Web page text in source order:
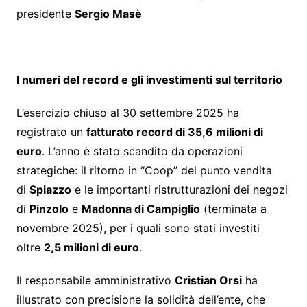
presidente Sergio Masè
I numeri del record e gli investimenti sul territorio
L’esercizio chiuso al 30 settembre 2025 ha
registrato un fatturato record di 35,6 milioni di
euro. L’anno è stato scandito da operazioni
strategiche: il ritorno in “Coop” del punto vendita
di Spiazzoe le importanti ristrutturazioni dei negozi
di Pinzoloe Madonna di Campiglio(terminata a
novembre 2025), per i quali sono stati investiti
oltre 2,5 milioni di euro.
Il responsabile amministrativo Cristian Orsiha
illustrato con precisione la solidità dell’ente, che